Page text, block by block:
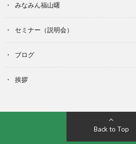
みなみん福山曙
セミナー（説明会）
ブログ
挨拶
Back to Top